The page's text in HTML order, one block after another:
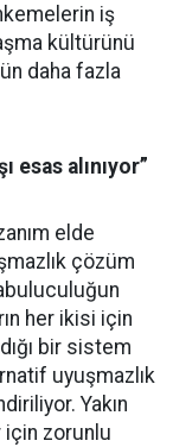
iş
kültürünü
daha fazla
esas alınıyor”
elde
çözüm
her ikisi için
bir sistem
uyuşmazlık
Yakın
için zorunlu